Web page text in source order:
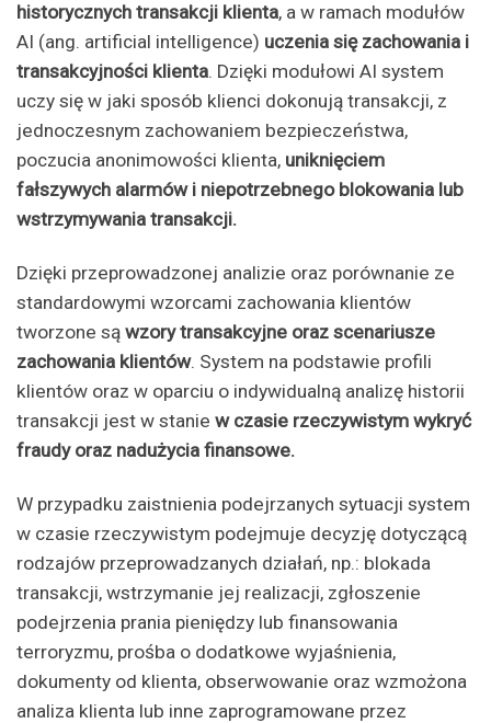
historycznych transakcji klienta, a w ramach modułów
AI (ang. artificial intelligence) uczenia się zachowania i
transakcyjności klienta. Dzięki modułowi AI system
uczy się w jaki sposób klienci dokonują transakcji, z
jednoczesnym zachowaniem bezpieczeństwa,
poczucia anonimowości klienta, uniknięciem
fałszywych alarmów i niepotrzebnego blokowania lub
wstrzymywania transakcji.
Dzięki przeprowadzonej analizie oraz porównanie ze
standardowymi wzorcami zachowania klientów
tworzone są wzory transakcyjne oraz scenariusze
zachowania klientów. System na podstawie profili
klientów oraz w oparciu o indywidualną analizę historii
transakcji jest w stanie w czasie rzeczywistym wykryć
fraudy oraz nadużycia finansowe.
W przypadku zaistnienia podejrzanych sytuacji system
w czasie rzeczywistym podejmuje decyzję dotyczącą
rodzajów przeprowadzanych działań, np.: blokada
transakcji, wstrzymanie jej realizacji, zgłoszenie
podejrzenia prania pieniędzy lub finansowania
terroryzmu, prośba o dodatkowe wyjaśnienia,
dokumenty od klienta, obserwowanie oraz wzmożona
analiza klienta lub inne zaprogramowane przez